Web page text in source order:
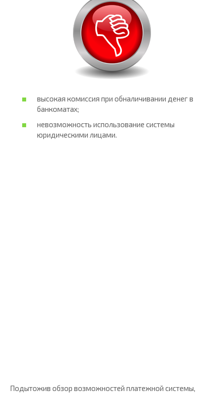
высокая комиссия при обналичивании денег в
банкоматах;
невозможность использование системы
юридическими лицами.
Подытожив обзор возможностей платежной системы,